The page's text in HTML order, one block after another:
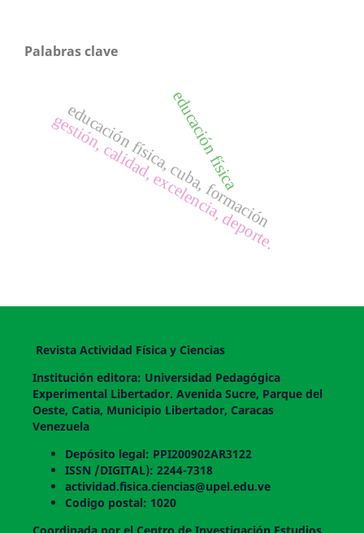
Palabras clave
educación física
educación física, cuba, formación
gestión, calidad, excelencia, deporte.
Revista Actividad Física y Ciencias
Institución editora: Universidad Pedagógica
Experimental Libertador. Avenida Sucre, Parque del
Oeste, Catia, Municipio Libertador, Caracas
Venezuela
Depósito legal: PPI200902AR3122
ISSN /DIGITAL): 2244-7318
actividad.fisica.ciencias@upel.edu.ve
Codigo postal: 1020
Coordinada por el Centro de Investigación Estudios